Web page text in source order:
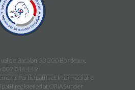
de Bacalan, 33 300 Bordeaux,
802 844 449
Participatifs et Intermédiaire
registered at ORIAS under